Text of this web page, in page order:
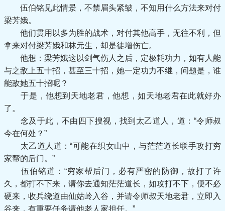
伍伯铭见此情景，不禁眉头紧皱，不知用什么方法来对付
梁芳娥。
他们贯用以多为胜的战术，对付其他高手，无往不利，但
拿来对付梁芳娥和林元生，却是徒增伤亡。
他想：梁芳娥这以剑气伤人之后，定极耗功力，如有人能
与之敌上五十招，甚至三十招，她一定功力不继，问题是，谁
能敌她五十招呢？
于是，他想到天地老君，他想，如天地老君在此就好办
了。
念及于此，不由四下搜视，找到太乙道人，道：“令师叔
今在何处？”
太乙道人道：“可能在织女山中，与茫茫道长联手攻打穷
家帮的后门。”
伍伯铭道：“穷家帮后门，必有严密的防御，故打了许
久，都打不下来，请你去通知茫茫道长，如攻打不下，便不必
硬来，收兵绕道由仙姑岭入谷，并请令师叔天地老君，立即入
谷来，有重要任务请他老人家担任。”